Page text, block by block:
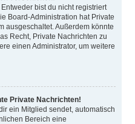
bist du nicht registriert
Board-Administration hat Private
ausgeschaltet. Außerdem könnte
Recht, Private Nachrichten zu
einen Administrator, um weitere
Private Nachrichten!
ein Mitglied sendet, automatisch
Bereich eine